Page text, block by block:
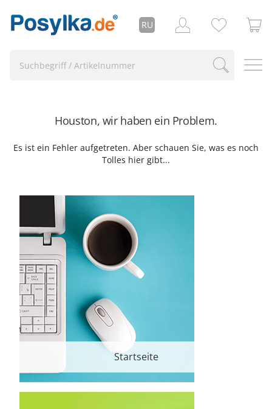
RU
Houston, wir haben ein Problem.
Es ist ein Fehler aufgetreten. Aber schauen Sie, was es noch
Tolles hier gibt...
Startseite